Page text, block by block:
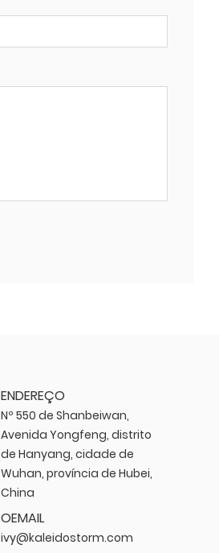
ENDEREÇO
Nº 550 de Shanbeiwan,
Avenida Yongfeng, distrito
de Hanyang, cidade de
Wuhan, província de Hubei,
China
OEMAIL
ivy@kaleidostorm.com